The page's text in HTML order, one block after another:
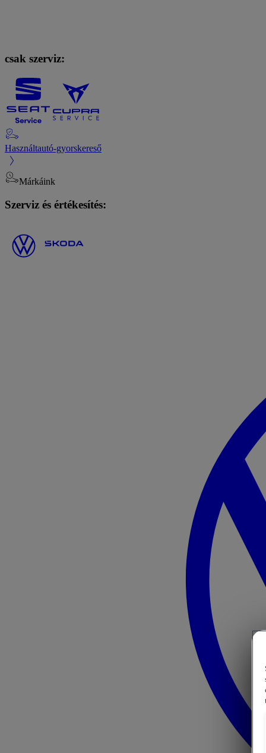
csak szerviz:
Használtautó-gyorskereső
Márkáink
Szerviz és értékesítés: